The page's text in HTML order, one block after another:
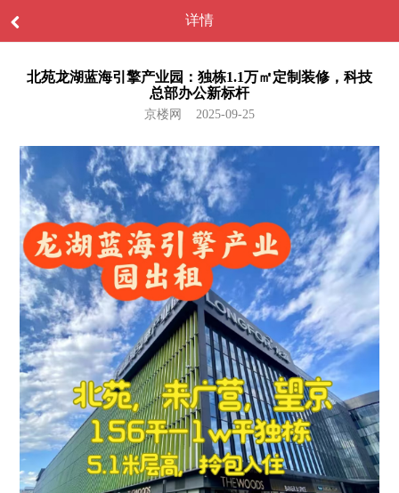
详情
北苑龙湖蓝海引擎产业园：独栋1.1万㎡定制装修，科技
总部办公新标杆
京楼网 2025-09-25